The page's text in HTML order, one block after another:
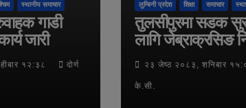
स्थानीय समाचार
गाडी
जारी
१२:३८ दोर्ण
लुम्बिनी प्रदेश शिक्षा समाचार
तुलसीपुरमा सडक
लागि जेब्राक्रसिङ
२३ जेष्ठ २०८३, शनिबार
के.सी.